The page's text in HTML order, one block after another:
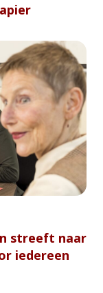
streeft naar
iedereen